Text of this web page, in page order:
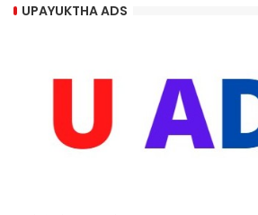
UPAYUKTHA ADS